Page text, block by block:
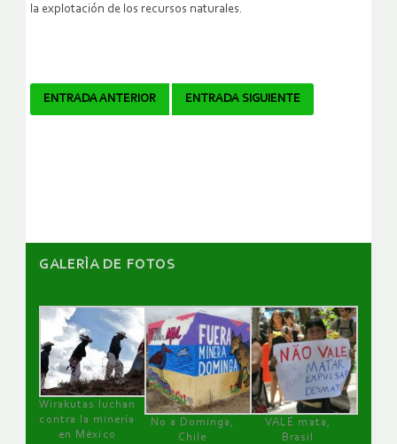
la explotación de los recursos naturales.
Navegador
ENTRADA ANTERIOR ENTRADA SIGUIENTE
GALERÌA DE FOTOS
Wirakutas luchan
contra la minería
en México
No a Dominga,
Chile
VALE mata,
Brasil